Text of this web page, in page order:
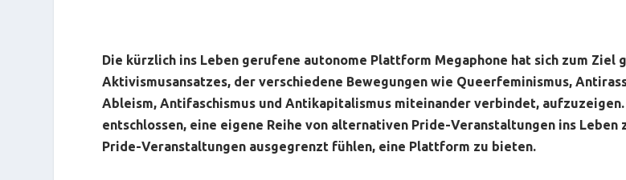
Die kürzlich ins Leben gerufene autonome Plattform Megaphone hat sich zum
Aktivismusansatzes, der verschiedene Bewegungen wie Queerfeminismus,
Ableism, Antifaschismus und Antikapitalismus miteinander verbindet,
entschlossen, eine eigene Reihe von alternativen Pride-Veranstaltungen ins
Pride-Veranstaltungen ausgegrenzt fühlen, eine Plattform zu bieten.